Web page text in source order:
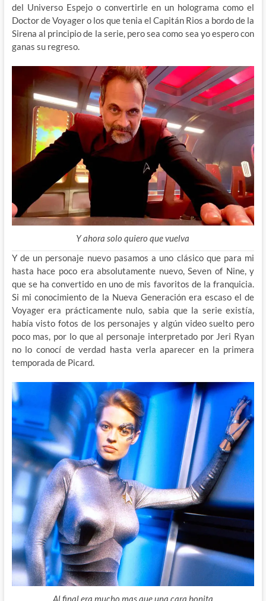
del Universo Espejo o convertirle en un holograma como el
Doctor de Voyager o los que tenia el Capitán Rios a bordo de la
Sirena al principio de la serie, pero sea como sea yo espero con
ganas su regreso.
Y ahora solo quiero que vuelva
Y de un personaje nuevo pasamos a uno clásico que para mi
hasta hace poco era absolutamente nuevo, Seven of Nine, y
que se ha convertido en uno de mis favoritos de la franquicia.
Si mi conocimiento de la Nueva Generación era escaso el de
Voyager era prácticamente nulo, sabia que la serie existía,
había visto fotos de los personajes y algún video suelto pero
poco mas, por lo que al personaje interpretado por Jeri Ryan
no lo conocí de verdad hasta verla aparecer en la primera
temporada de Picard.
Al final era mucho mas que una cara bonita